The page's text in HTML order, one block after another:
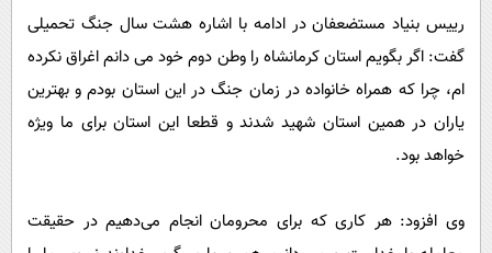
رییس بنیاد مستضعفان در ادامه با اشاره هشت سال جنگ تحمیلی
گفت: اگر بگویم استان کرمانشاه را وطن دوم خود می دانم اغراق نکرده
ام، چرا که همراه خانواده در زمان جنگ در این استان بودم و بهترین
یاران در همین استان شهید شدند و قطعا این استان برای ما ویژه
خواهد بود.
وی افزود: هر کاری که برای محرومان انجام می‌دهیم در حقیقت